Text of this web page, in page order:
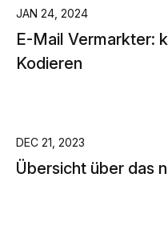
JAN 24, 2024
E-Mail Vermarkter:
Kodieren
DEC 21, 2023
Übersicht über das